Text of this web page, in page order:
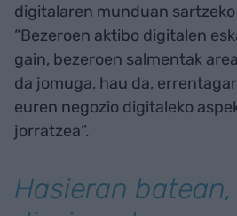
digitalaren munduan
“Bezeroen aktibo digitalen
gain, bezeroen salmentak
da jomuga, hau da,
euren negozio digitaleko
jorratzea”.
Hasieran